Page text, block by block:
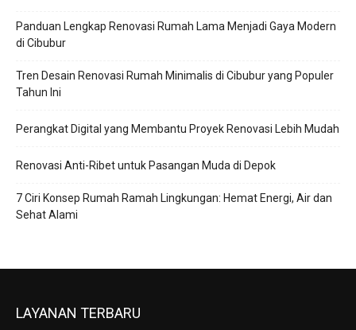
Panduan Lengkap Renovasi Rumah Lama Menjadi Gaya Modern
di Cibubur
Tren Desain Renovasi Rumah Minimalis di Cibubur yang Populer
Tahun Ini
Perangkat Digital yang Membantu Proyek Renovasi Lebih Mudah
Renovasi Anti-Ribet untuk Pasangan Muda di Depok
7 Ciri Konsep Rumah Ramah Lingkungan: Hemat Energi, Air dan
Sehat Alami
LAYANAN TERBARU